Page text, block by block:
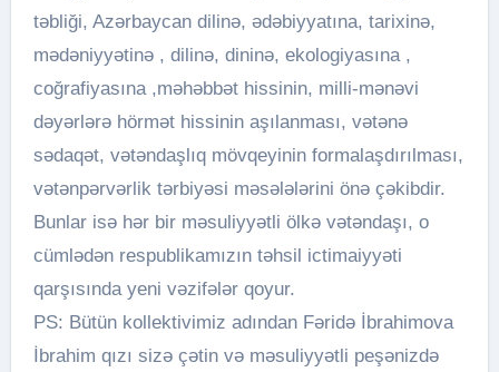
təbliği, Azərbaycan dilinə, ədəbiyyatına, tarixinə,
mədəniyyətinə , dilinə, dininə, ekologiyasına ,
coğrafiyasına ,məhəbbət hissinin, milli-mənəvi
dəyərlərə hörmət hissinin aşılanması, vətənə
sədaqət, vətəndaşlıq mövqeyinin formalaşdırılması,
vətənpərvərlik tərbiyəsi məsələlərini önə çəkibdir.
Bunlar isə hər bir məsuliyyətli ölkə vətəndaşı, o
cümlədən respublikamızın təhsil ictimaiyyəti
qarşısında yeni vəzifələr qoyur.
PS: Bütün kollektivimiz adından Fəridə İbrahimova
İbrahim qızı sizə çətin və məsuliyyətli peşənizdə